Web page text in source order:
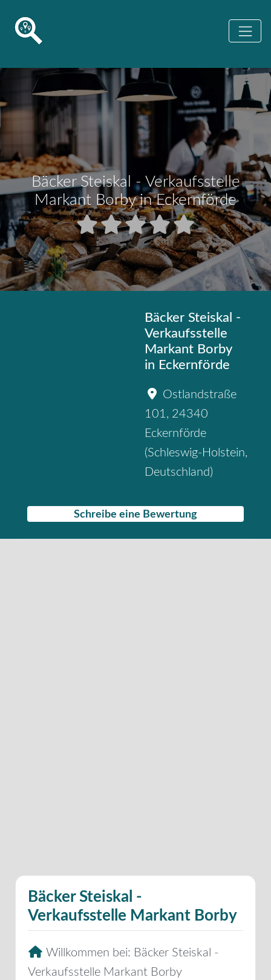
Bäcker Steiskal - Verkaufsstelle
Markant Borby in Eckernförde
Bäcker Steiskal -
Verkaufsstelle
Markant Borby
in Eckernförde
Ostlandstraße
101, 24340
Eckernförde
(Schleswig-Holstein,
Deutschland)
Schreibe eine Bewertung
Bäcker Steiskal -
Verkaufsstelle Markant Borby
Willkommen bei: Bäcker Steiskal -
Verkaufsstelle Markant Borby